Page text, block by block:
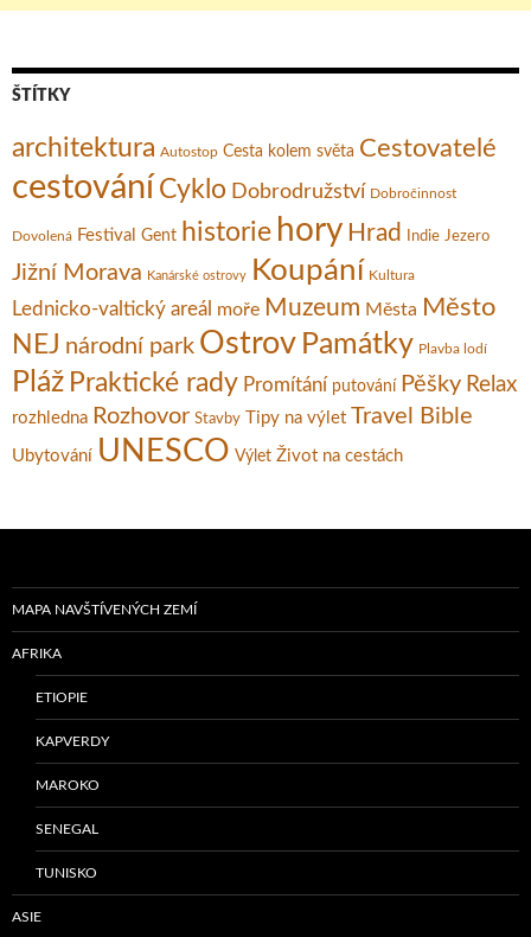
ŠTÍTKY
architektura Autostop Cesta kolem světa Cestovatelé
cestování Cyklo Dobrodružství Dobročinnost
Dovolená Festival Gent historie hory Hrad Indie Jezero
Jižní Morava Kanárské ostrovy Koupání Kultura
Lednicko-valtický areál moře Muzeum Města Město
NEJ národní park Ostrov Památky Plavba lodí
Pláž Praktické rady Promítání putování Pěšky Relax
rozhledna Rozhovor Stavby Tipy na výlet Travel Bible
Ubytování UNESCO Výlet Život na cestách
MAPA NAVŠTÍVENÝCH ZEMÍ
AFRIKA
ETIOPIE
KAPVERDY
MAROKO
SENEGAL
TUNISKO
ASIE